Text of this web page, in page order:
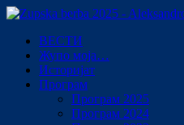
ВЕСТИ
Жупо моја…
Историјат
Програм
Програм 2025
Програм 2024